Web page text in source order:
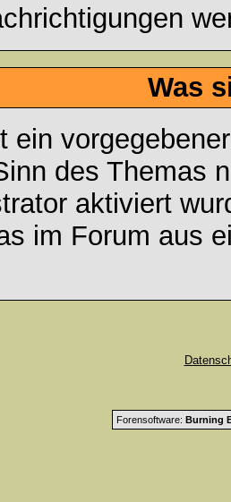
Was
ein
des Themas
aktiviert
im Forum aus
Forensoftware: Burning